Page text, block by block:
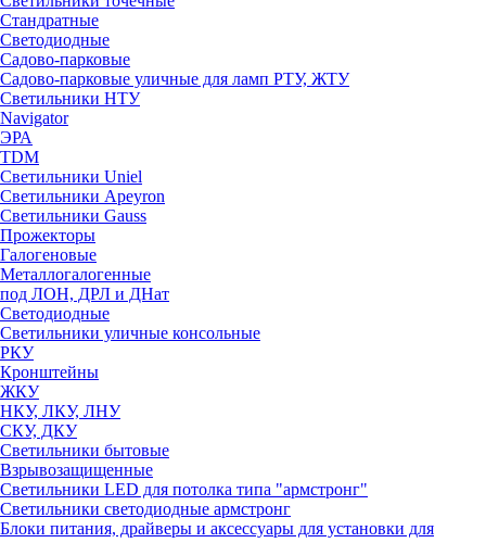
Стандратные
Светодиодные
Садово-парковые
Садово-парковые уличные для ламп РТУ, ЖТУ
Светильники НТУ
Navigator
ЭРА
TDM
Светильники Uniel
Светильники Apeyron
Светильники Gauss
Прожекторы
Галогеновые
Металлогалогенные
под ЛОН, ДРЛ и ДНат
Светодиодные
Светильники уличные консольные
РКУ
Кронштейны
ЖКУ
НКУ, ЛКУ, ЛНУ
СКУ, ДКУ
Светильники бытовые
Взрывозащищенные
Светильники LED для потолка типа "армстронг"
Светильники светодиодные армстронг
Блоки питания, драйверы и аксессуары для установки для